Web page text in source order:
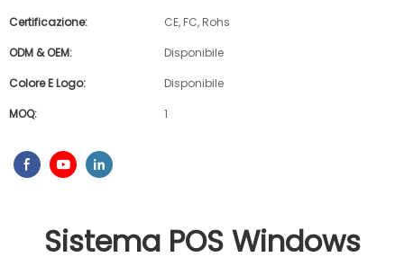
Certificazione:
CE, FC, Rohs
ODM & OEM:
Disponibile
Colore E Logo:
Disponibile
MOQ:
1
Sistema POS Windows